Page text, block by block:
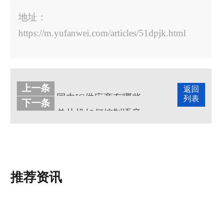
地址：
https://m.yufanwei.com/articles/51dpjk.html
返回
列表
上一条
国内IC供应商有哪些
下一条
推荐资讯